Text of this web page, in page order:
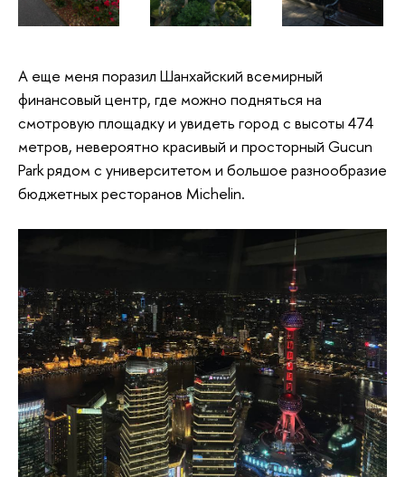
А еще меня поразил Шанхайский всемирный
финансовый центр, где можно подняться на
смотровую площадку и увидеть город с высоты 474
метров, невероятно красивый и просторный Gucun
Park рядом с университетом и большое разнообразие
бюджетных ресторанов Michelin.